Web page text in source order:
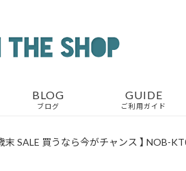
BLOG
ブログ
GUIDE
ご利用ガイド
末 SALE 買うなら今がチャンス 】 NOB-